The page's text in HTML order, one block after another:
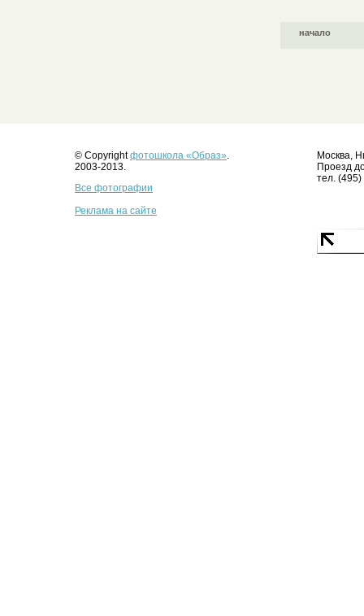
начало
© Copyrightфотошкола «Образ».
2003-2013.
Все фотографии
Реклама на сайте
Москва,
Проезд
тел.